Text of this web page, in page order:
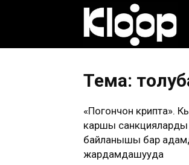
Тема:
«Погончон крипта».
каршы санкцияларды
байланышы бар
жардамдашууда